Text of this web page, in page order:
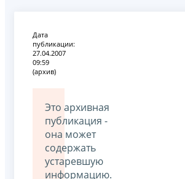
Дата
публикации:
27.04.2007
09:59
(архив)
Это архивная
публикация -
она может
содержать
устаревшую
информацию.